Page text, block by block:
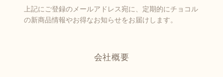
上記にご登録のメールアドレス宛に、定期的にチョコル
の新商品情報やお得なお知らせをお届けします。
会社概要